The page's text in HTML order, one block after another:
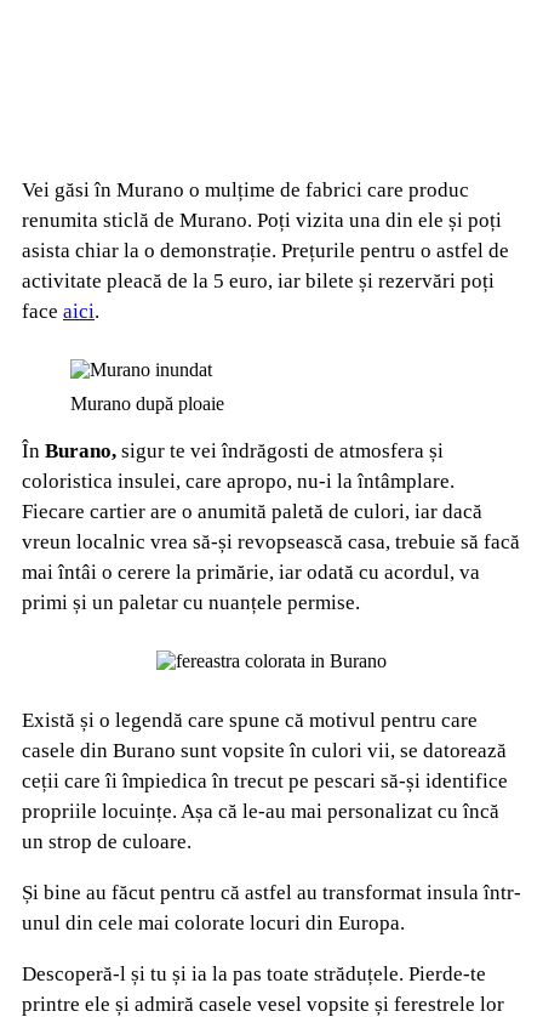
Vei găsi în Murano o mulțime de fabrici care produc
renumita sticlă de Murano. Poți vizita una din ele și poți
asista chiar la o demonstrație. Prețurile pentru o astfel de
activitate pleacă de la 5 euro, iar bilete și rezervări poți
face aici.
Murano după ploaie
În Burano, sigur te vei îndrăgosti de atmosfera și
coloristica insulei, care apropo, nu-i la întâmplare.
Fiecare cartier are o anumită paletă de culori, iar dacă
vreun localnic vrea să-și revopsească casa, trebuie să facă
mai întâi o cerere la primărie, iar odată cu acordul, va
primi și un paletar cu nuanțele permise.
Există și o legendă care spune că motivul pentru care
casele din Burano sunt vopsite în culori vii, se datorează
ceții care îi împiedica în trecut pe pescari să-și identifice
propriile locuințe. Așa că le-au mai personalizat cu încă
un strop de culoare.
Și bine au făcut pentru că astfel au transformat insula într-
unul din cele mai colorate locuri din Europa.
Descoperă-l și tu și ia la pas toate străduțele. Pierde-te
printre ele și admiră casele vesel vopsite și ferestrele lor